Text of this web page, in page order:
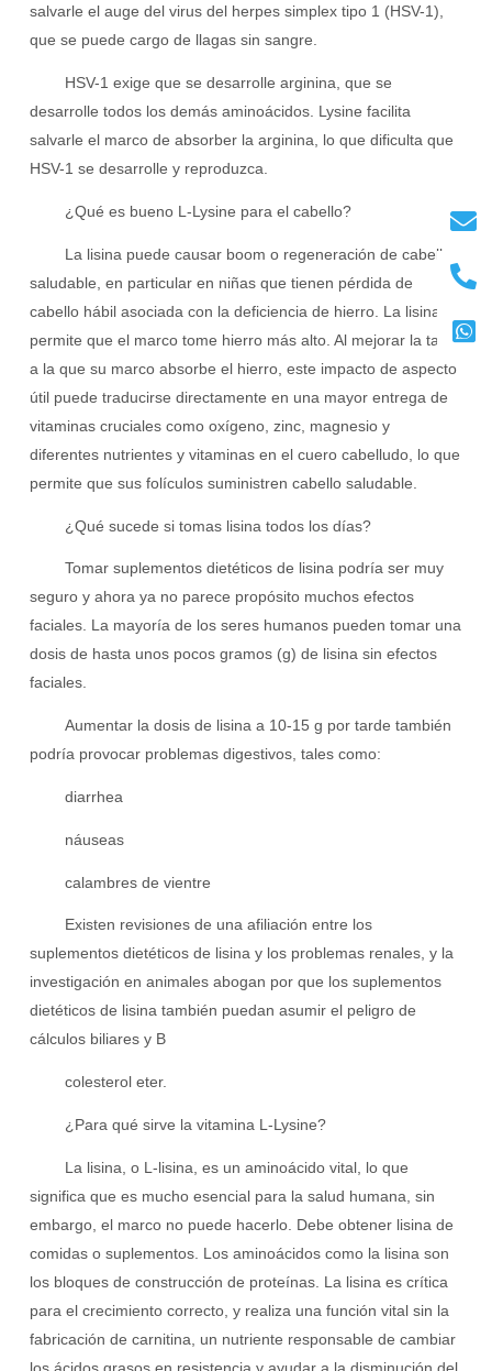
salvarle el auge del virus del herpes simplex tipo 1 (HSV-1),
que se puede cargo de llagas sin sangre.
HSV-1 exige que se desarrolle arginina, que se
desarrolle todos los demás aminoácidos. Lysine facilita
salvarle el marco de absorber la arginina, lo que dificulta que
HSV-1 se desarrolle y reproduzca.
¿Qué es bueno L-Lysine para el cabello?
La lisina puede causar boom o regeneración de cabello
saludable, en particular en niñas que tienen pérdida de
cabello hábil asociada con la deficiencia de hierro. La lisina
permite que el marco tome hierro más alto. Al mejorar la tarifa
a la que su marco absorbe el hierro, este impacto de aspecto
útil puede traducirse directamente en una mayor entrega de
vitaminas cruciales como oxígeno, zinc, magnesio y
diferentes nutrientes y vitaminas en el cuero cabelludo, lo que
permite que sus folículos suministren cabello saludable.
¿Qué sucede si tomas lisina todos los días?
Tomar suplementos dietéticos de lisina podría ser muy
seguro y ahora ya no parece propósito muchos efectos
faciales. La mayoría de los seres humanos pueden tomar una
dosis de hasta unos pocos gramos (g) de lisina sin efectos
faciales.
Aumentar la dosis de lisina a 10-15 g por tarde también
podría provocar problemas digestivos, tales como:
diarrhea
náuseas
calambres de vientre
Existen revisiones de una afiliación entre los
suplementos dietéticos de lisina y los problemas renales, y la
investigación en animales abogan por que los suplementos
dietéticos de lisina también puedan asumir el peligro de
cálculos biliares y B
colesterol eter.
¿Para qué sirve la vitamina L-Lysine?
La lisina, o L-lisina, es un aminoácido vital, lo que
significa que es mucho esencial para la salud humana, sin
embargo, el marco no puede hacerlo. Debe obtener lisina de
comidas o suplementos. Los aminoácidos como la lisina son
los bloques de construcción de proteínas. La lisina es crítica
para el crecimiento correcto, y realiza una función vital sin la
fabricación de carnitina, un nutriente responsable de cambiar
los ácidos grasos en resistencia y ayudar a la disminución del